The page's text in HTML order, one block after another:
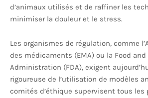
d’animaux utilisés et de raffiner les
minimiser la douleur et le stress.
Les organismes de régulation, comme
des médicaments (EMA) ou la Food and
Administration (FDA), exigent
rigoureuse de l’utilisation de modèles
comités d’éthique supervisent tous les